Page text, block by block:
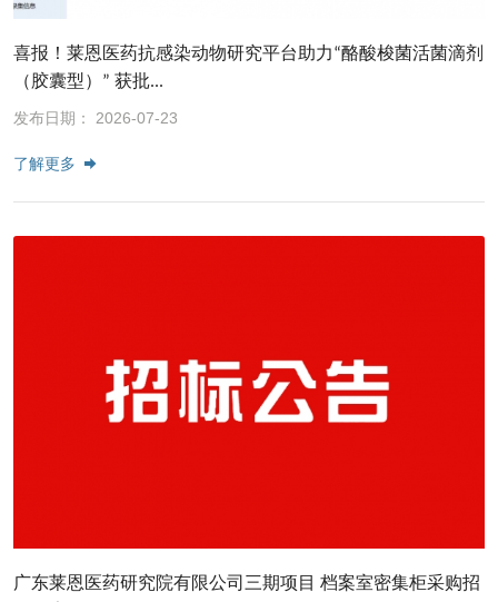
喜报！莱恩医药抗感染动物研究平台助力“酪酸梭菌活菌滴剂
（胶囊型）” 获批...
发布日期： 2026-07-23
了解更多
广东莱恩医药研究院有限公司三期项目 档案室密集柜采购招